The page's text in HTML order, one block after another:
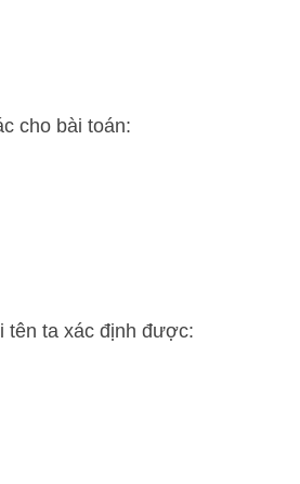
cho bài toán:
tên ta xác định được: